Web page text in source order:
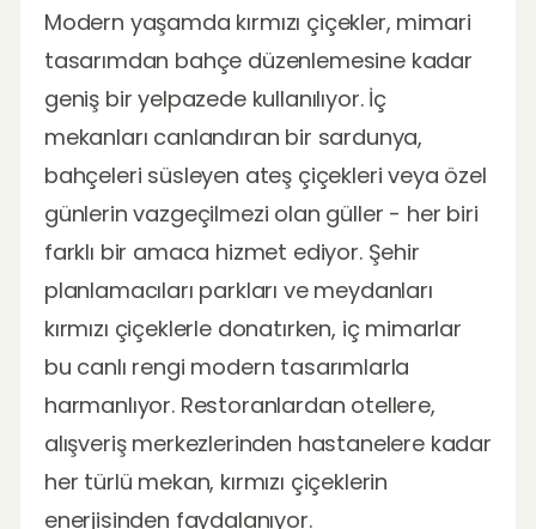
Modern yaşamda kırmızı çiçekler, mimari
tasarımdan bahçe düzenlemesine kadar
geniş bir yelpazede kullanılıyor. İç
mekanları canlandıran bir sardunya,
bahçeleri süsleyen ateş çiçekleri veya özel
günlerin vazgeçilmezi olan güller - her biri
farklı bir amaca hizmet ediyor. Şehir
planlamacıları parkları ve meydanları
kırmızı çiçeklerle donatırken, iç mimarlar
bu canlı rengi modern tasarımlarla
harmanlıyor. Restoranlardan otellere,
alışveriş merkezlerinden hastanelere kadar
her türlü mekan, kırmızı çiçeklerin
enerjisinden faydalanıyor.